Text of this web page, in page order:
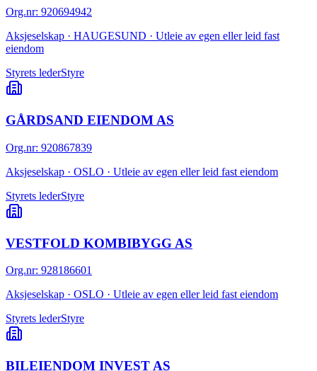
Org.nr: 920694942
Aksjeselskap · HAUGESUND · Utleie av egen eller leid fast
eiendom
Styrets lederStyre
GÅRDSAND EIENDOM AS
Org.nr: 920867839
Aksjeselskap · OSLO · Utleie av egen eller leid fast eiendom
Styrets lederStyre
VESTFOLD KOMBIBYGG AS
Org.nr: 928186601
Aksjeselskap · OSLO · Utleie av egen eller leid fast eiendom
Styrets lederStyre
BILEIENDOM INVEST AS